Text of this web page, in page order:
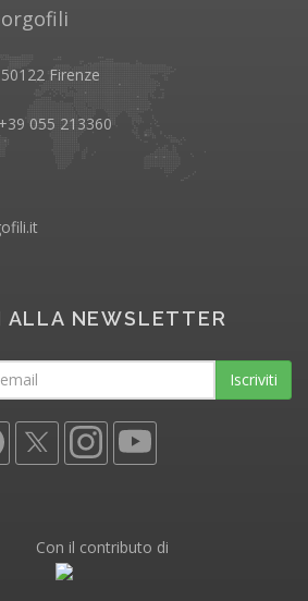
Firenze
055 213360
ALLA NEWSLETTER
Iscriviti
Con il contributo di